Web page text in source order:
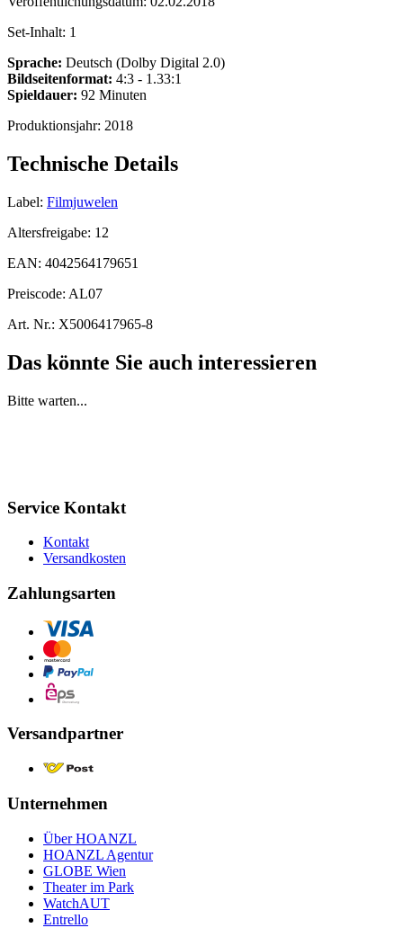
Set-Inhalt: 1
Sprache: Deutsch (Dolby Digital 2.0)
Bildseitenformat: 4:3 - 1.33:1
Spieldauer: 92 Minuten
Produktionsjahr: 2018
Technische Details
Label: Filmjuwelen
Altersfreigabe: 12
EAN: 4042564179651
Preiscode: AL07
Art. Nr.: X5006417965-8
Das könnte Sie auch interessieren
Bitte warten...
Service Kontakt
Kontakt
Versandkosten
Zahlungsarten
Versandpartner
Unternehmen
Über HOANZL
HOANZL Agentur
GLOBE Wien
Theater im Park
WatchAUT
Entrello